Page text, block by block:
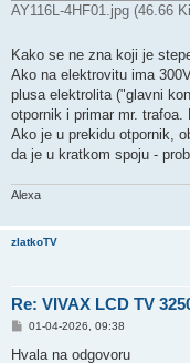
AY116L-4HF01.jpg (46.66
Kako se ne zna koji je
Ako na elektrovitu ima
plusa elektrolita ("glavni
otpornik i primar mr. trafoa.
Ako je u prekidu otpornik,
da je u kratkom spoju -
Alexa
zlatkoTV
Re: VIVAX LCD TV
P
s
01-04-2026, 09:38
Hvala na odgovoru